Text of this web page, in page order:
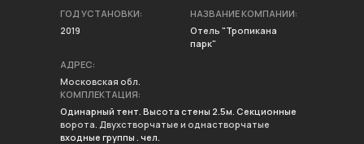
ГОД УСТАНОВКИ:
2019
НАЗВАНИЕ КОМПАНИИ:
Отель "Тропикана
парк"
АДРЕС:
Московская обл.
КОМПЛЕКТАЦИЯ:
Одинарный тент. Высота стены 2.5м. Секционные
ворота. Двухстворчатые и однастворчатые
входные группы . чел.